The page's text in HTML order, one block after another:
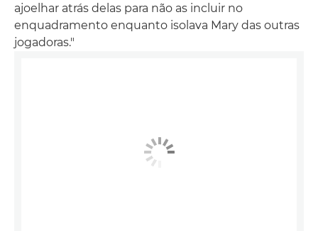
ajoelhar atrás delas para não as incluir no
enquadramento enquanto isolava Mary das outras
jogadoras."